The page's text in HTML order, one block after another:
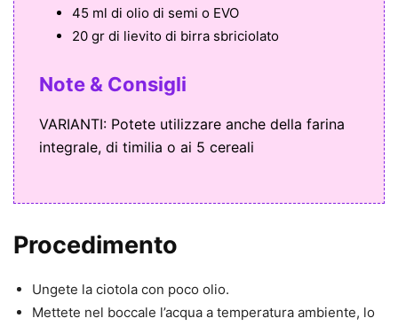
45 ml di olio di semi o EVO
20 gr di lievito di birra sbriciolato
Note & Consigli
VARIANTI: Potete utilizzare anche della farina
integrale, di timilia o ai 5 cereali
Procedimento
Ungete la ciotola con poco olio.
Mettete nel boccale l’acqua a temperatura ambiente, lo